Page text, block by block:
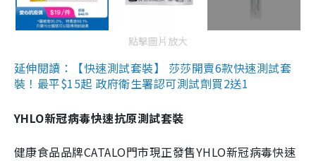
點擊圖片放大
延伸閱讀：【快速測試套裝】 莎莎開賣6款快速測試套
裝！最平$15起 政府衛生署認可測試劑買2送1
YHLO新冠病毒快速抗原測試套裝
健康食品品牌CATALO門市現正發售YHLO新冠病毒快速